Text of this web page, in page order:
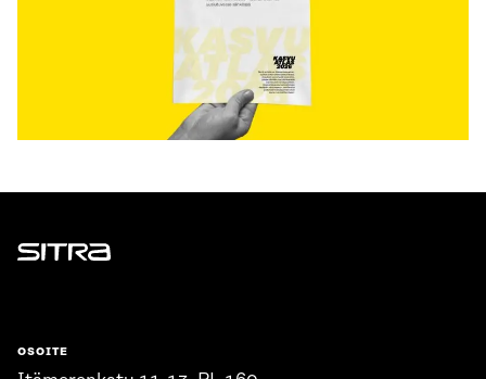
Sitra
OSOITE